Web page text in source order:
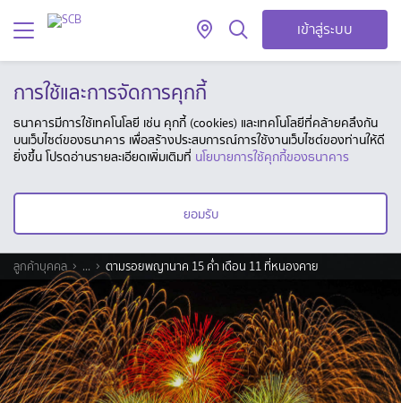
เข้าสู่ระบบ
การใช้และการจัดการคุกกี้
ธนาคารมีการใช้เทคโนโลยี เช่น คุกกี้ (cookies) และเทคโนโลยีที่คล้ายคลึงกัน
บนเว็บไซต์ของธนาคาร เพื่อสร้างประสบการณ์การใช้งานเว็บไซต์ของท่านให้ดี
ยิ่งขึ้น โปรดอ่านรายละเอียดเพิ่มเติมที่ นโยบายการใช้คุกกี้ของธนาคาร
ยอมรับ
ลูกค้าบุคคล ... ตามรอยพญานาค 15 ค่ำ เดือน 11 ที่หนองคาย